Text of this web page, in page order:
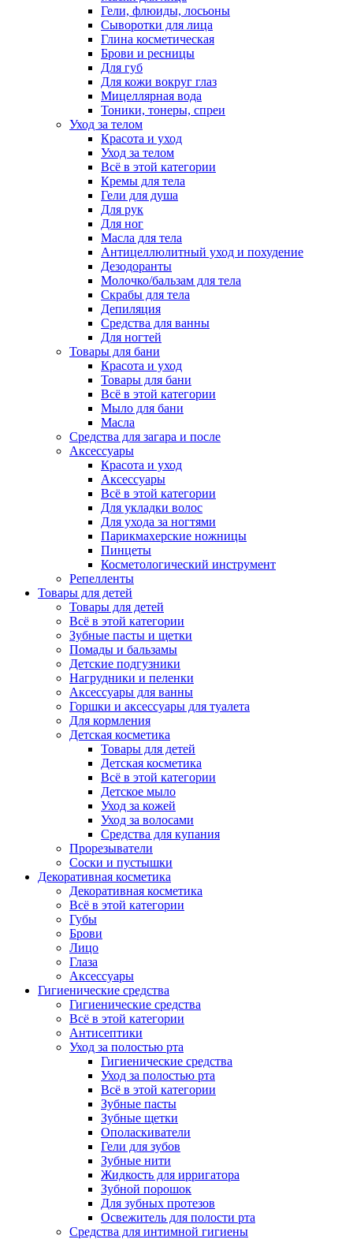
Гели, флюиды, лосьоны
Сыворотки для лица
Глина косметическая
Брови и ресницы
Для губ
Для кожи вокруг глаз
Мицеллярная вода
Тоники, тонеры, спреи
Уход за телом
Красота и уход
Уход за телом
Всё в этой категории
Кремы для тела
Гели для душа
Для рук
Для ног
Масла для тела
Антицеллюлитный уход и похудение
Дезодоранты
Молочко/бальзам для тела
Скрабы для тела
Депиляция
Средства для ванны
Для ногтей
Товары для бани
Красота и уход
Товары для бани
Всё в этой категории
Мыло для бани
Масла
Средства для загара и после
Аксессуары
Красота и уход
Аксессуары
Всё в этой категории
Для укладки волос
Для ухода за ногтями
Парикмахерские ножницы
Пинцеты
Косметологический инструмент
Репелленты
Товары для детей
Товары для детей
Всё в этой категории
Зубные пасты и щетки
Помады и бальзамы
Детские подгузники
Нагрудники и пеленки
Аксессуары для ванны
Горшки и аксессуары для туалета
Для кормления
Детская косметика
Товары для детей
Детская косметика
Всё в этой категории
Детское мыло
Уход за кожей
Уход за волосами
Средства для купания
Прорезыватели
Соски и пустышки
Декоративная косметика
Декоративная косметика
Всё в этой категории
Губы
Брови
Лицо
Глаза
Аксессуары
Гигиенические средства
Гигиенические средства
Всё в этой категории
Антисептики
Уход за полостью рта
Гигиенические средства
Уход за полостью рта
Всё в этой категории
Зубные пасты
Зубные щетки
Ополаскиватели
Гели для зубов
Зубные нити
Жидкость для ирригатора
Зубной порошок
Для зубных протезов
Освежитель для полости рта
Средства для интимной гигиены